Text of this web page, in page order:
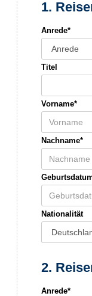
1.
Anrede*
Titel
Vorname*
Nachname*
Nationalität
2.
Anrede*